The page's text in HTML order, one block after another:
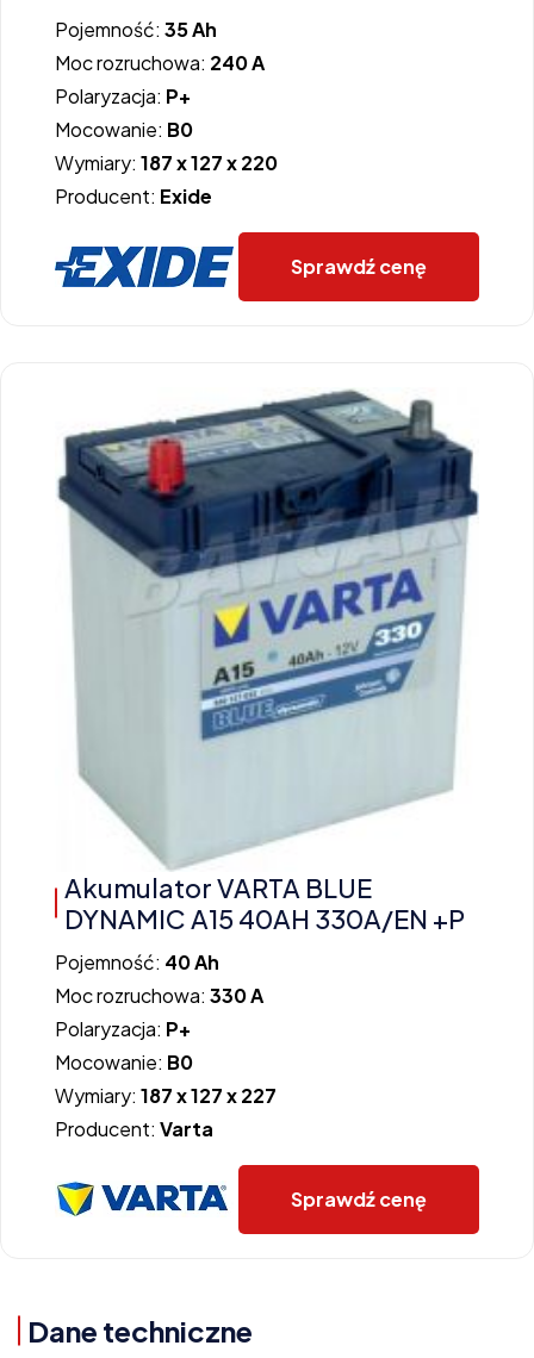
Pojemność: 35 Ah
Moc rozruchowa: 240 A
Polaryzacja: P+
Mocowanie: B0
Wymiary: 187 x 127 x 220
Producent: Exide
Sprawdź cenę
Akumulator VARTA BLUE
DYNAMIC A15 40AH 330A/EN +P
Pojemność: 40 Ah
Moc rozruchowa: 330 A
Polaryzacja: P+
Mocowanie: B0
Wymiary: 187 x 127 x 227
Producent: Varta
Sprawdź cenę
Dane techniczne